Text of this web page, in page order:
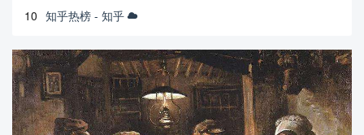
10 知乎热榜 - 知乎